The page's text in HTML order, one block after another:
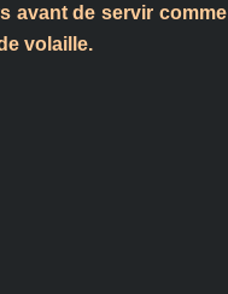
avant de servir comme
volaille.